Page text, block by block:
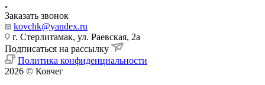
Заказать звонок
kovchk@yandex.ru
г. Стерлитамак, ул. Раевская, 2а
Подписаться на рассылку
Политика конфиденциальности
2026 © Ковчег